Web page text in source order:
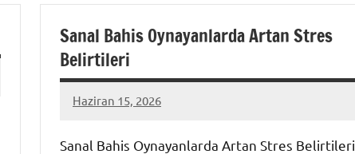
Sanal Bahis Oynayanlarda Artan Stres
Belirtileri
Haziran 15, 2026
admin
Yorum
Sanal Bahis Oynayanlarda Artan Stres Belirtileri